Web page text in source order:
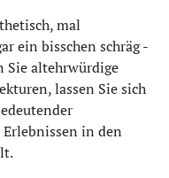
mal
ein bisschen schräg -
Sie altehrwürdige
lassen Sie sich
in den